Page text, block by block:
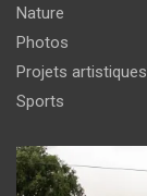
Nature
Photos
Projets artistiques
Sports